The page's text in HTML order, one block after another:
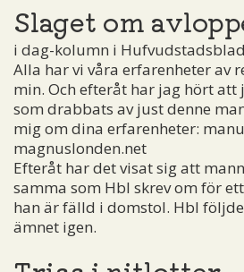
Slaget om
i dag-kolumn i
Alla har vi våra erfarenheter av
min. Och efteråt har jag hört att
som drabbats av just denne
mig om dina erfarenheter:
magnuslonden.net
Efteråt har det visat sig att
samma som Hbl skrev om för
han är fälld i domstol. Hbl
ämnet igen.